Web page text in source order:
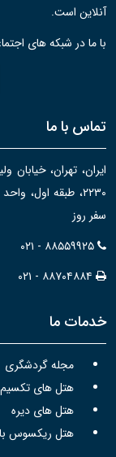
آنلاین است.
با ما در شبکه های
تماس با ما
ایران، تهران،
سفر روز
۰۲۱ - ۸۸۵۵۹۹۲۵
۰۲۱ - ۸۸۷۰۴۸۸۴
خدمات ما
مجله گردشگری
هتل های تکسیم
هتل های دیره
هتل ریکسوس